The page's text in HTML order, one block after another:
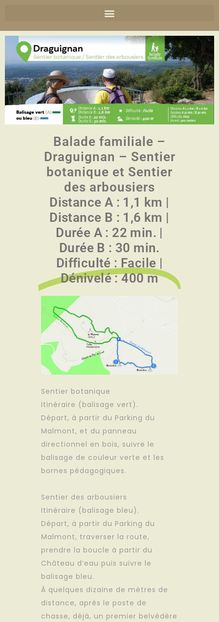
Balade familiale –
Draguignan – Sentier
botanique et Sentier
des arbousiers
Distance A : 1,1 km |
Distance B : 1,6 km |
Durée A : 22 min. |
Durée B : 30 min.
Difficulté : Facile |
Dénivelé : 400 m
Sentier botanique
Itinéraire (balisage vert).
Départ, à partir du Parking du
Malmont, et du panneau
directionnel en bois, suivre le
balisage de couleur verte et les
bornes pédagogiques.
Sentier des arbousiers
Itinéraire (balisage bleu).
Départ, à partir du Parking du
Malmont, traverser la route,
prendre la boucle à partir du
Château d’eau puis suivre le
balisage bleu.
À quelques dizaine de mètres de
distance, après le poste de
chasse, déjà, un premier belvédère